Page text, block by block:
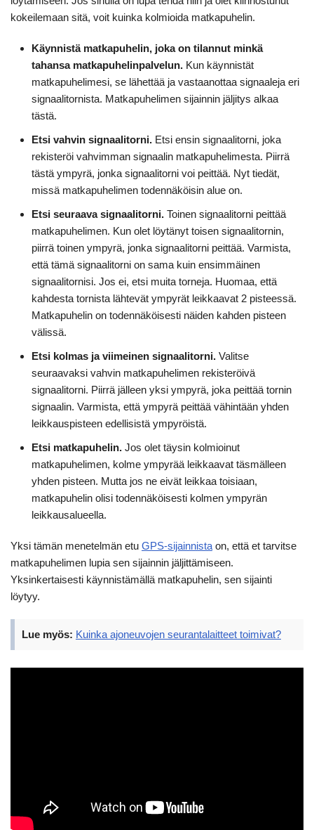
kokeilemaan sitä, voit kuinka kolmioida matkapuhelin.
Käynnistä matkapuhelin, joka on tilannut minkä
tahansa matkapuhelinpalvelun. Kun käynnistät
matkapuhelimesi, se lähettää ja vastaanottaa signaaleja eri
signaalitornista. Matkapuhelimen sijainnin jäljitys alkaa
tästä.
Etsi vahvin signaalitorni. Etsi ensin signaalitorni, joka
rekisteröi vahvimman signaalin matkapuhelimesta. Piirrä
tästä ympyrä, jonka signaalitorni voi peittää. Nyt tiedät,
missä matkapuhelimen todennäköisin alue on.
Etsi seuraava signaalitorni. Toinen signaalitorni peittää
matkapuhelimen. Kun olet löytänyt toisen signaalitornin,
piirrä toinen ympyrä, jonka signaalitorni peittää. Varmista,
että tämä signaalitorni on sama kuin ensimmäinen
signaalitornisi. Jos ei, etsi muita torneja. Huomaa, että
kahdesta tornista lähtevät ympyrät leikkaavat 2 pisteessä.
Matkapuhelin on todennäköisesti näiden kahden pisteen
välissä.
Etsi kolmas ja viimeinen signaalitorni. Valitse
seuraavaksi vahvin matkapuhelimen rekisteröivä
signaalitorni. Piirrä jälleen yksi ympyrä, joka peittää tornin
signaalin. Varmista, että ympyrä peittää vähintään yhden
leikkauspisteen edellisistä ympyröistä.
Etsi matkapuhelin. Jos olet täysin kolmioinut
matkapuhelimen, kolme ympyrää leikkaavat täsmälleen
yhden pisteen. Mutta jos ne eivät leikkaa toisiaan,
matkapuhelin olisi todennäköisesti kolmen ympyrän
leikkausalueella.
Yksi tämän menetelmän etu GPS-sijainnista on, että et tarvitse
matkapuhelimen lupia sen sijainnin jäljittämiseen.
Yksinkertaisesti käynnistämällä matkapuhelin, sen sijainti
löytyy.
Lue myös: Kuinka ajoneuvojen seurantalaitteet toimivat?